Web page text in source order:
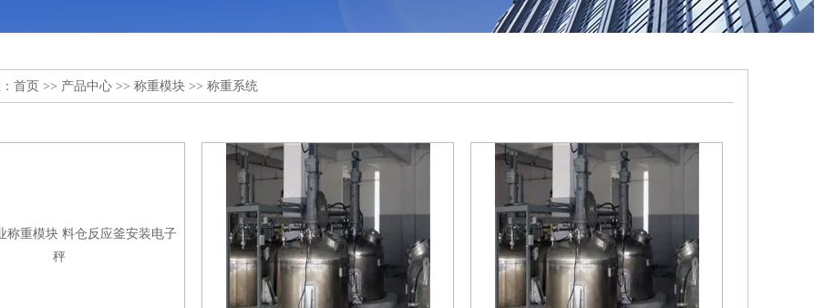
首页 >> 产品中心 >> 称重模块 >> 称重系统